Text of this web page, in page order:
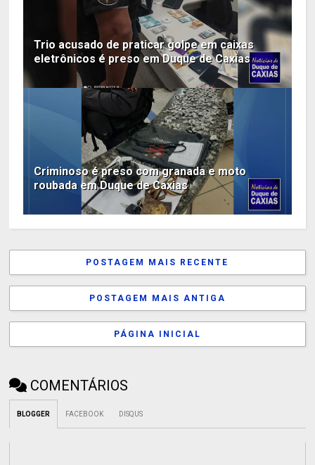
Trio acusado de praticar golpe em caixas
eletrônicos é preso em Duque de Caxias
Criminoso é preso com granada e moto
roubada em Duque de Caxias
POSTAGEM MAIS RECENTE
POSTAGEM MAIS ANTIGA
PÁGINA INICIAL
COMENTÁRIOS
BLOGGER FACEBOOK DISQUS